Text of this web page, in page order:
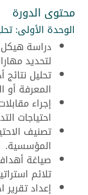
محتوى الدورة
الوحدة الأولى:
دراسة هيكل
لتحديد
تحليل
المعرفة أو
إجراء
احتياجات
تصنيف
المؤسسية.
صياغة
تلائم
إعداد تقرير